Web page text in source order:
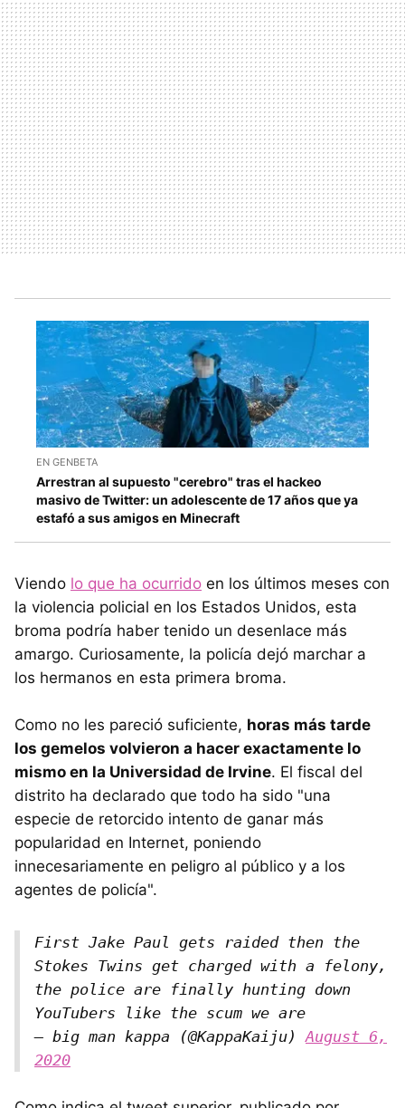
EN GENBETA
Arrestran al supuesto "cerebro" tras el hackeo
masivo de Twitter: un adolescente de 17 años que ya
estafó a sus amigos en Minecraft
Viendo lo que ha ocurrido en los últimos meses con
la violencia policial en los Estados Unidos, esta
broma podría haber tenido un desenlace más
amargo. Curiosamente, la policía dejó marchar a
los hermanos en esta primera broma.
Como no les pareció suficiente, horas más tarde
los gemelos volvieron a hacer exactamente lo
mismo en la Universidad de Irvine. El fiscal del
distrito ha declarado que todo ha sido "una
especie de retorcido intento de ganar más
popularidad en Internet, poniendo
innecesariamente en peligro al público y a los
agentes de policía".
First Jake Paul gets raided then the
Stokes Twins get charged with a felony,
the police are finally hunting down
YouTubers like the scum we are
— big man kappa (@KappaKaiju)August 6,
2020